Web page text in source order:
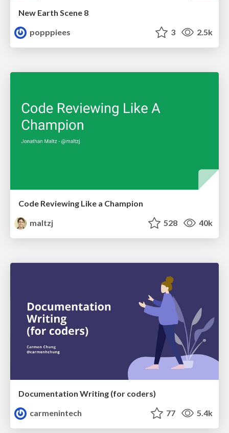
New Earth Scene 8
popppiees
3 2.5k
Code Reviewing Like a Champion
maltzj
528 40k
Documentation Writing (for coders)
carmenintech
77 5.4k